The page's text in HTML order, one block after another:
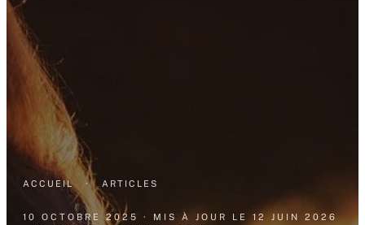
ACCUEIL · ARTICLES
10 OCTOBRE 2025 · MIS À JOUR LE 12 JUIN 2026